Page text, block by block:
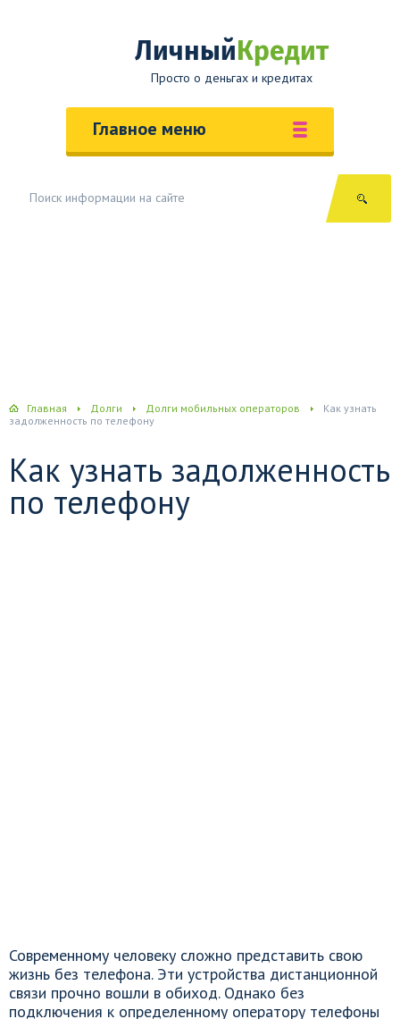
Личный Кредит
Просто о деньгах и кредитах
Главное меню
Главная Долги Долги мобильных операторов
Как узнать
задолженность по телефону
Как узнать задолженность
по телефону
Современному человеку сложно представить свою
жизнь без телефона. Эти устройства дистанционной
связи прочно вошли в обиход. Однако без
подключения к определенному оператору телефоны